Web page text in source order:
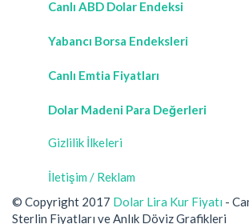
Canlı ABD Dolar Endeksi
Yabancı Borsa Endeksleri
Canlı Emtia Fiyatları
Dolar Madeni Para Değerleri
Gizlilik İlkeleri
İletişim / Reklam
© Copyright 2017 Dolar Lira Kur Fiyatı -
Sterlin Fiyatları ve Anlık Döviz Grafikleri